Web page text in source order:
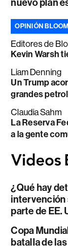
nuevo plan
OPINIÓN
Editores de
Kevin Warsh
Liam Denning
Un Trump
grandes
Claudia Sahm
La Reserva
a la gente
¿Qué hay
intervención
parte de EE.
Copa
batalla de